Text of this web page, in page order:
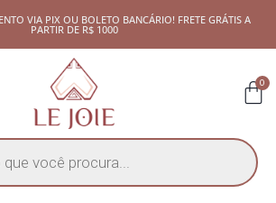
VIA PIX OU BOLETO BANCÁRIO! FRETE GRÁTIS A
PARTIR DE R$ 1000
0